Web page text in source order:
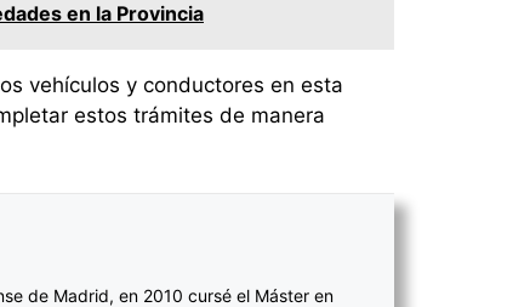
en la Provincia
vehículos y conductores en esta
estos trámites de manera
de Madrid, en 2010 cursé el Máster en